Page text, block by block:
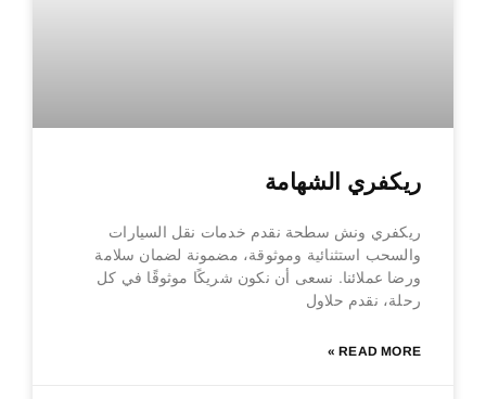
ريكفري الشهامة
ريكفري ونش سطحة نقدم خدمات نقل السيارات
والسحب استثنائية وموثوقة، مضمونة لضمان سلامة
ورضا عملائنا. نسعى أن نكون شريكًا موثوقًا في كل
رحلة، نقدم حلاول
READ MORE »